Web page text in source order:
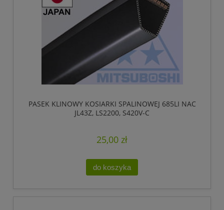
PASEK KLINOWY KOSIARKI SPALINOWEJ 685LI NAC
JL43Z, LS2200, S420V-C
25,00 zł
do koszyka